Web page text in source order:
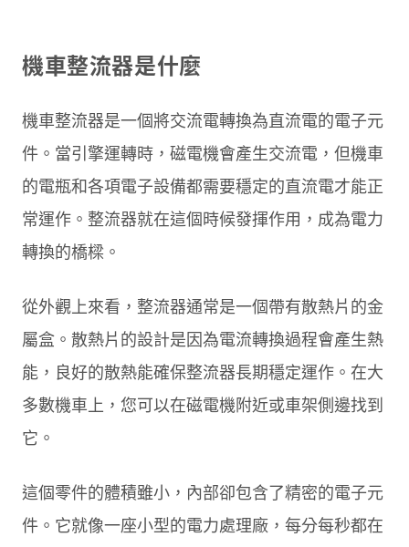
機車整流器是什麼
機車整流器是一個將交流電轉換為直流電的電子元
件。當引擎運轉時，磁電機會產生交流電，但機車
的電瓶和各項電子設備都需要穩定的直流電才能正
常運作。整流器就在這個時候發揮作用，成為電力
轉換的橋樑。
從外觀上來看，整流器通常是一個帶有散熱片的金
屬盒。散熱片的設計是因為電流轉換過程會產生熱
能，良好的散熱能確保整流器長期穩定運作。在大
多數機車上，您可以在磁電機附近或車架側邊找到
它。
這個零件的體積雖小，內部卻包含了精密的電子元
件。它就像一座小型的電力處理廠，每分每秒都在